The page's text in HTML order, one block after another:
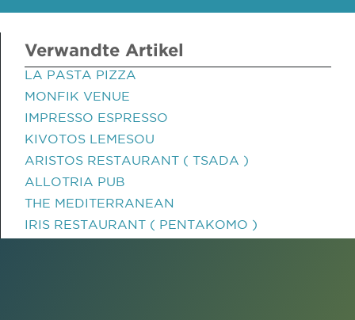
Verwandte Artikel
LA PASTA PIZZA
MONFIK VENUE
IMPRESSO ESPRESSO
KIVOTOS LEMESOU
ARISTOS RESTAURANT ( TSADA )
ALLOTRIA PUB
THE MEDITERRANEAN
IRIS RESTAURANT ( PENTAKOMO )